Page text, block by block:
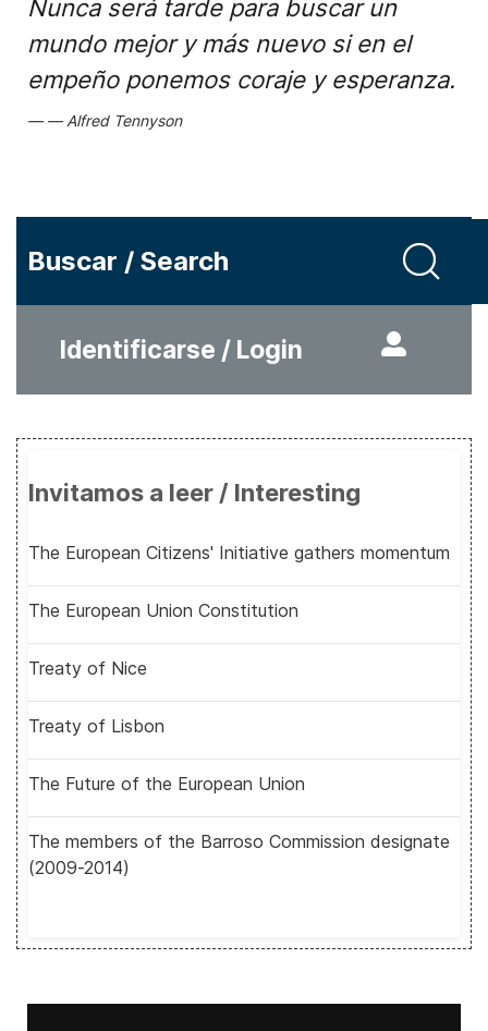
Nunca será tarde para buscar un
mundo mejor y más nuevo si en el
empeño ponemos coraje y esperanza.
Alfred Tennyson
Buscar / Search
Identificarse / Login
Invitamos a leer / Interesting
The European Citizens' Initiative gathers momentum
The European Union Constitution
Treaty of Nice
Treaty of Lisbon
The Future of the European Union
The members of the Barroso Commission designate
(2009-2014)